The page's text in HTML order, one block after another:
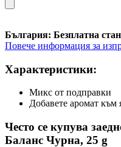
България: Безплатна
Повече информация за
Характеристики:
Микс от подправки
Добавете аромат към
Често се купува
Баланс Чурна, 25 g